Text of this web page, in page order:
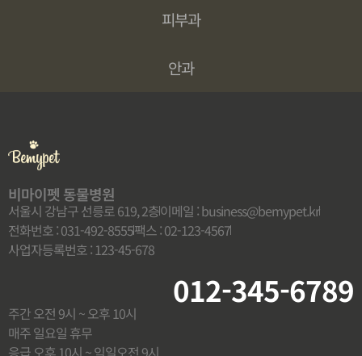
피부과
안과
비마이펫 동물병원
서울시 강남구 선릉로 619, 2층이메일 : business@bemypet.kr
전화번호 : 031-492-8555팩스 : 02-123-4567
사업자등록번호 : 123-45-678
012-345-6789
주간 오전 9시 ~ 오후 10시
매주 일요일 휴무
응급 오후 10시 ~ 익일오전 9시